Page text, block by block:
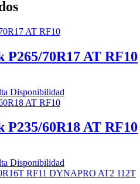
70R17 AT RF10
Disponibilidad
60R18 AT RF10
Disponibilidad